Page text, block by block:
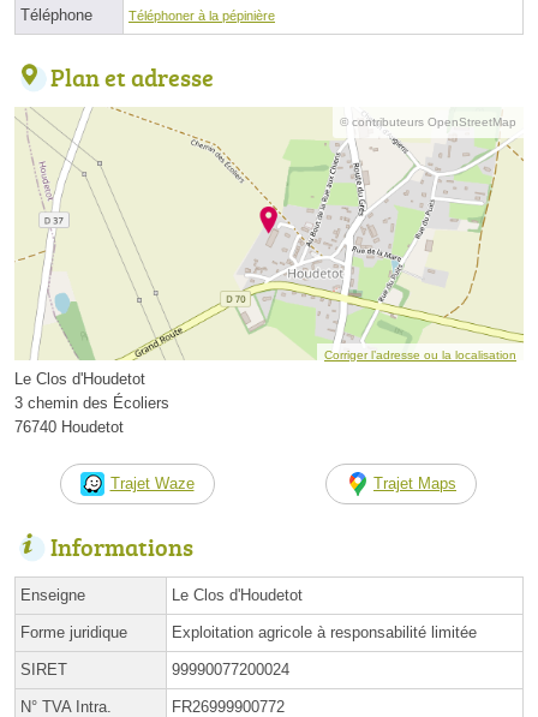
Téléphone Téléphoner à la pépinière
Plan et adresse
© contributeurs OpenStreetMap
Corriger l’adresse ou la localisation
Le Clos d'Houdetot
3 chemin des Écoliers
76740 Houdetot
Trajet Waze Trajet Maps
Informations
Enseigne Le Clos d'Houdetot
Forme juridique Exploitation agricole à responsabilité limitée
SIRET 99990077200024
N° TVA Intra. FR26999900772